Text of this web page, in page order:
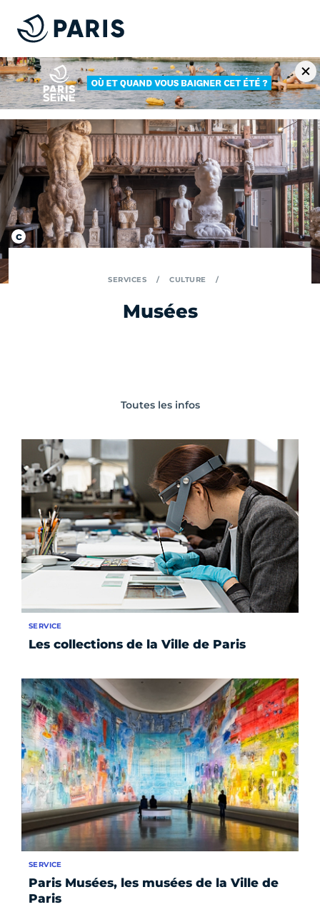
SERVICES CULTURE
Musées
Toutes les infos
Les collections de la Ville de Paris
SERVICE
Paris Musées, les musées de la Ville de
Paris
SERVICE